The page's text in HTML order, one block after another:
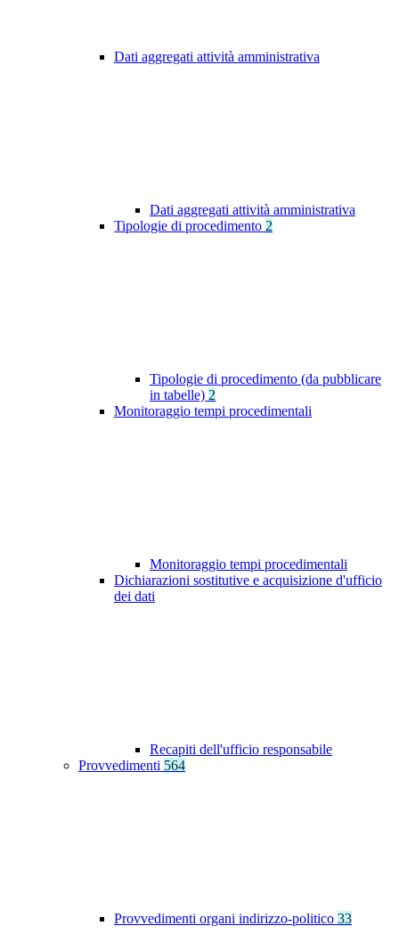
Dati aggregati attività amministrativa
Dati aggregati attività amministrativa
Tipologie di procedimento 2
Tipologie di procedimento (da pubblicare
in tabelle) 2
Monitoraggio tempi procedimentali
Monitoraggio tempi procedimentali
Dichiarazioni sostitutive e acquisizione d'ufficio
dei dati
Recapiti dell'ufficio responsabile
Provvedimenti 564
Provvedimenti organi indirizzo-politico 33